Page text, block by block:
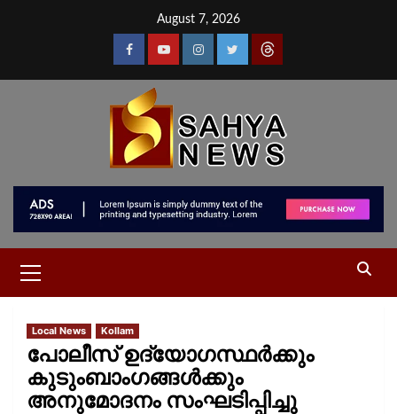
August 7, 2026
Local News Kollam
പോലീസ് ഉദ്യോഗസ്ഥർക്കും
കുടുംബാംഗങ്ങൾക്കും
അനുമോദനം സംഘടിപ്പിച്ചു